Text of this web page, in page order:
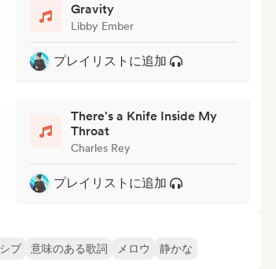
Gravity
Libby Ember
プレイリストに追加
There's a Knife Inside My
Throat
Charles Rey
プレイリストに追加
ブ 意味のある歌詞 メロウ 静かな